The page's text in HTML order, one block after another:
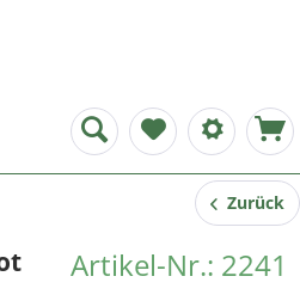
Zurück
Artikel-Nr.: 2241